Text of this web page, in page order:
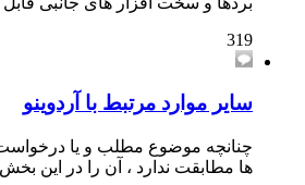
319
سایر موارد مرتبط با آردوینو
چنانچه موضوع مطلب و یا
ها مطابقت ندارد ، آن را در این